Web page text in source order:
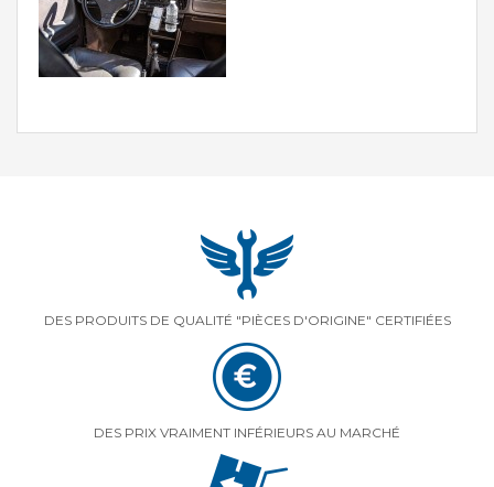
DES PRODUITS DE QUALITÉ "PIÈCES D'ORIGINE" CERTIFIÉES
DES PRIX VRAIMENT INFÉRIEURS AU MARCHÉ